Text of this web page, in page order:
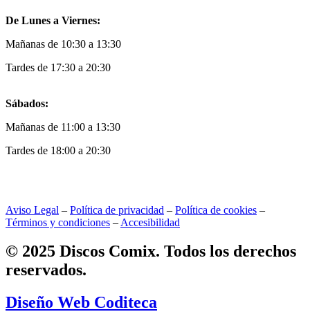
De Lunes a Viernes:
Mañanas de 10:30 a 13:30
Tardes de 17:30 a 20:30
Sábados:
Mañanas de 11:00 a 13:30
Tardes de 18:00 a 20:30
Aviso Legal – Política de privacidad – Política de cookies –
Términos y condiciones – Accesibilidad
© 2025 Discos Comix. Todos los derechos
reservados.
Diseño Web Coditeca